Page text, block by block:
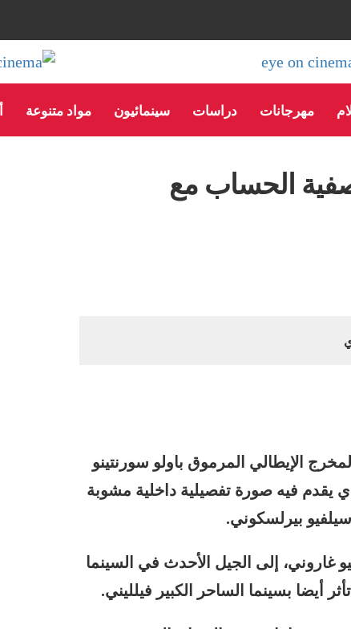
مهرجانات دراسات سينمائيون مواد متنوعة
الحساب مع
الإيطالي المرموق باولو سورنتينو
يقدم فيه صورة تفصيلية داخلية مشوبة
بيرلسكوني.
غاروني، إلى الجيل الأحدث في السينما
أيضا بسينما الساحر الكبير فيلليني.